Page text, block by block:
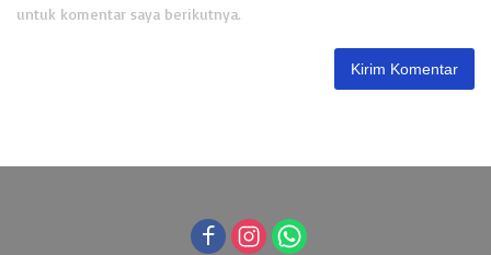
untuk komentar saya berikutnya.